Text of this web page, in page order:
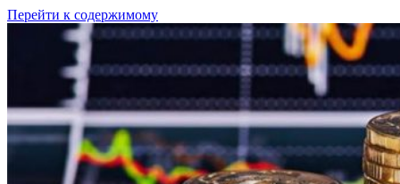
Перейти к содержимому